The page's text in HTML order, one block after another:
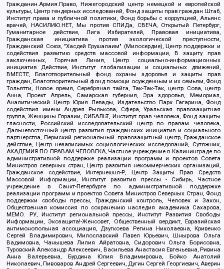
Гражданин.Армия.Право, Нижегородский центр немецкой и европейской
культуры, Центр гендерных исследований, Фонд защиты прав граждан Штаб,
Институт права и публичной политики, Фонд борьбы с коррупцией, Альянс
врачей, НАСИЛИЮ.НЕТ, Мы против СПИДа, СВЕЧА, Открытый Петербург,
Гуманитарное действие, Лига Избирателей, Правовая инициатива,
Гражданская инициатива против экологической преступности,
Гражданский Союз, "Хасдей Ерушалаим" (Милосердие), Центр поддержки и
содействия развитию средств массовой информации, В защиту прав
заключенных, Горячая Линия, Центр социально-информационных
инициатив Действие, Институт глобализации и социальных движений,
ВМЕСТЕ, Благотворительный фонд охраны здоровья и защиты прав
граждан, Благотворительный фонд помощи осужденным и их семьям, Фонд
Тольятти, Новое время, Серебряная тайга, Так-Так-Так, центр Сова, центр
Анна, Проект Апрель, Самарская губерния, Эра здоровья, Мемориал,
Аналитический Центр Юрия Левады, Издательство Парк Гагарина, Фонд
содействия имени Андрея Рылькова, Сфера, Уральская правозащитная
группа, Женщины Евразии, СИБАЛЬТ, Институт прав человека, Фонд защиты
гласности, Российский исследовательский центр по правам человека,
Дальневосточный центр развития гражданских инициатив и социального
партнерства, Пермский региональный правозащитный центр, Гражданское
действие, Центр независимых социологических исследований, Сутяжник,
АКАДЕМИЯ ПО ПРАВАМ ЧЕЛОВЕКА, Частное учреждение в Калининграде по
административной поддержке реализации программ и проектов Совета
Министров северных стран, Центр развития некоммерческих организаций,
Гражданское содействие, Интернешнл-Р, Центр Защиты Прав Средств
Массовой Информации, Институт развития прессы - Сибирь, Частное
учреждение в Санкт-Петербурге по административной поддержке
реализации программ и проектов Совета Министров Северных Стран, Фонд
поддержки свободы прессы, Гражданский контроль, Человек и Закон,
Общественная комиссия по сохранению наследия академика Сахарова,
МЕМО. РУ, Институт региональной прессы, Институт Развития Свободы
Информации, Экозащита!-Женсовет, Общественный вердикт, Евразийская
антимонопольная ассоциация, Дзугкоева Регина Николаевна, Кривенко
Сергей Владимирович, Милославский Павел Юрьевич, Шнырова Ольга
Вадимовна, Чанышева Лилия Айратовна, Сидорович Ольга Борисовна,
Туровский Александр Алексеевич, Васильева Анастасия Евгеньевна, Ривина
Анна Валерьевна, Бурдина Юлия Владимировна, Бойко Анатолий
Николаевич, Пивоваров Андрей Сергеевич, Дугин Сергей Георгиевич, Аверин